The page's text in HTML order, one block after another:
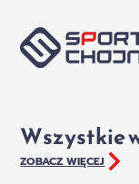
Wszystkie
ZOBACZ WIĘCEJ